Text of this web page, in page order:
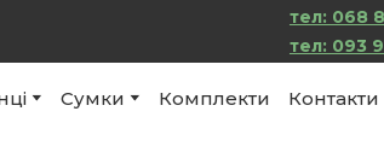
тел: 068
тел: 093
Сумки Комплекти Контакти